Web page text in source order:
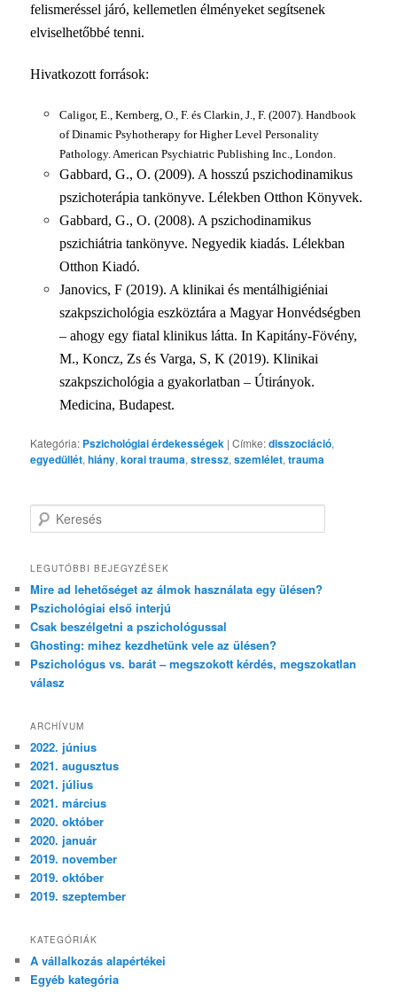
felismeréssel járó, kellemetlen élményeket segítsenek
elviselhetőbbé tenni.
Hivatkozott források:
Caligor, E., Kernberg, O., F. és Clarkin, J., F. (2007). Handbook
of Dinamic Psyhotherapy for Higher Level Personality
Pathology. American Psychiatric Publishing Inc., London.
Gabbard, G., O. (2009). A hosszú pszichodinamikus
pszichoterápia tankönyve. Lélekben Otthon Könyvek.
Gabbard, G., O. (2008). A pszichodinamikus
pszichiátria tankönyve. Negyedik kiadás. Lélekban
Otthon Kiadó.
Janovics, F (2019). A klinikai és mentálhigiéniai
szakpszichológia eszköztára a Magyar Honvédségben
– ahogy egy fiatal klinikus látta. In Kapitány-Fövény,
M., Koncz, Zs és Varga, S, K (2019). Klinikai
szakpszichológia a gyakorlatban – Útirányok.
Medicina, Budapest.
Kategória: Pszichológiai érdekességek |Címke:disszociáció,
egyedüllét,hiány,korai trauma,stressz,szemlélet,trauma
e
e
é
s
LEGUTÓBBI BEJEGYZÉSEK
Mire ad lehetőséget az álmok használata egy ülésen?
Pszichológiai első interjú
Csak beszélgetni a pszichológussal
Ghosting: mihez kezdhetünk vele az ülésen?
Pszichológus vs. barát – megszokott kérdés, megszokatlan
válasz
ARCHÍVUM
2022. június
2021. augusztus
2021. július
2021. március
2020. október
2020. január
2019. november
2019. október
2019. szeptember
KATEGÓRIÁK
A vállalkozás alapértékei
Egyéb kategória